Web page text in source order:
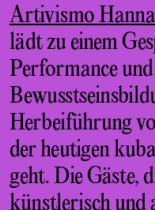
Artivismo
lädt zu einem
Performance
Herbeiführung
der heutigen
geht. Die Gäste,
künstlerisch und